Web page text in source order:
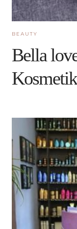
BEAUTY
Bella